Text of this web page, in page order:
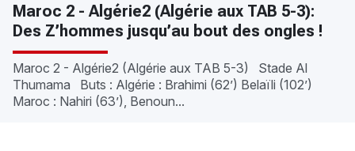
Maroc 2 - Algérie2 (Algérie aux TAB 5-3):
Des Z’hommes jusqu’au bout des ongles !
Maroc 2 - Algérie2 (Algérie aux TAB 5-3) Stade Al
Thumama Buts : Algérie : Brahimi (62’) Belaïli (102’)
Maroc : Nahiri (63’), Benoun...